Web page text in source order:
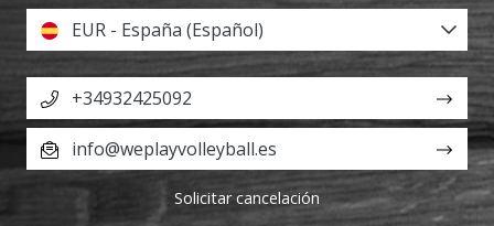
EUR - España (Español)
+34932425092
info@weplayvolleyball.es
Solicitar cancelación